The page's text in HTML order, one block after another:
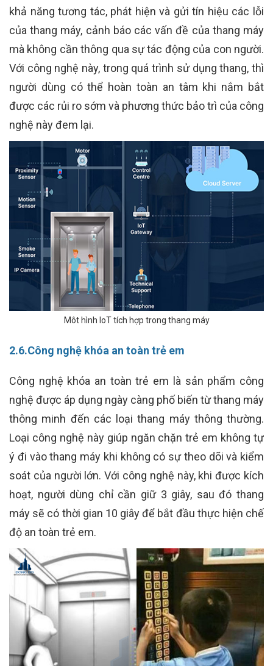
khả năng tương tác, phát hiện và gửi tín hiệu các lỗi
của thang máy, cảnh báo các vấn đề của thang máy
mà không cần thông qua sự tác động của con người.
Với công nghệ này, trong quá trình sử dụng thang, thì
người dùng có thể hoàn toàn an tâm khi nắm bắt
được các rủi ro sớm và phương thức bảo trì của công
nghệ này đem lại.
Môt hình IoT tích hợp trong thang máy
2.6.Công nghệ khóa an toàn trẻ em
Công nghệ khóa an toàn trẻ em là sản phẩm công
nghệ được áp dụng ngày càng phố biến từ thang máy
thông minh đến các loại thang máy thông thường.
Loại công nghệ này giúp ngăn chặn trẻ em không tự
ý đi vào thang máy khi không có sự theo dõi và kiểm
soát của người lớn. Với công nghệ này, khi được kích
hoạt, người dùng chỉ cần giữ 3 giây, sau đó thang
máy sẽ có thời gian 10 giây để bắt đầu thực hiện chế
độ an toàn trẻ em.